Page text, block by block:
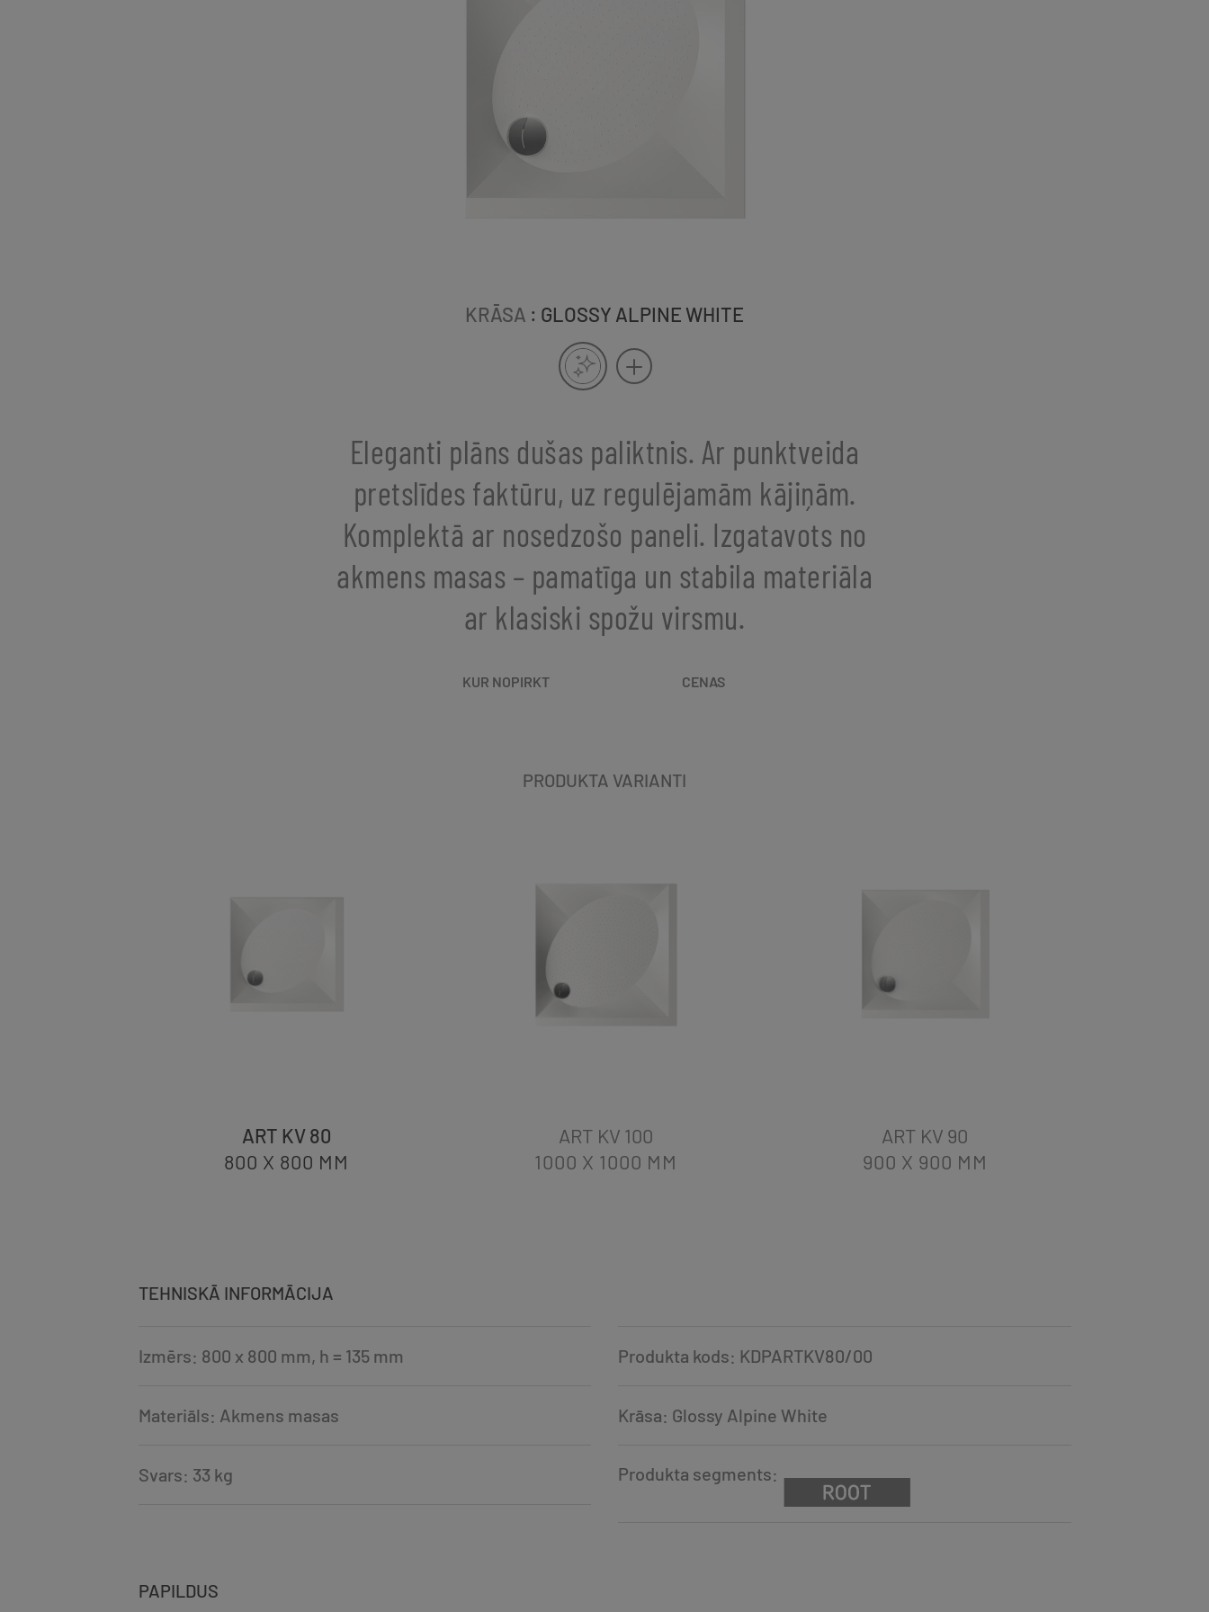
KRĀSA : GLOSSY ALPINE WHITE
Eleganti plāns dušas paliktnis. Ar punktveida
pretslīdes faktūru, uz regulējamām kājiņām.
Komplektā ar nosedzošo paneli. Izgatavots no
akmens masas – pamatīga un stabila materiāla
ar klasiski spožu virsmu.
KUR NOPIRKT CENAS
PRODUKTA VARIANTI
ART KV 80
800 X 800 MM
ART KV 100
1000 X 1000 MM
ART KV 90
900 X 900 MM
TEHNISKĀ INFORMĀCIJA
Izmērs: 800 x 800 mm, h = 135 mm Produkta kods: KDPARTKV80/00
Materiāls: Akmens masas Krāsa: Glossy Alpine White
Svars: 33 kg Produkta segments:
PAPILDUS